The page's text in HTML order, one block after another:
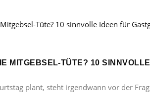
MITGEBSEL-TÜTE? 10
plant, steht irgendwann vor der